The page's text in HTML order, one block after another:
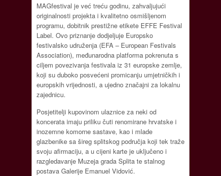
MAGfestival je već treću godinu, zahvaljujući
originalnosti projekta i kvalitetno osmišljenom
programu, dobitnik prestižne etikete EFFE Festival
Label. Ovo priznanje dodjeljuje Europsko
festivalsko udruženja (EFA – European Festivals
Association), međunarodna platforma pokrenuta s
ciljem povezivanja festivala iz 31 europske zemlje,
koji su duboko posvećeni promicanju umjetničkih i
europskih vrijednosti, a ujedno značajni za lokalnu
zajednicu.
Posjetitelji kupovinom ulaznice za neki od
koncerata imaju priliku čuti renomirane hrvatske i
inozemne komorne sastave, kao i mlade
glazbenike sa šireg splitskog područja koji tek traže
svoju afirmaciju, a u cijeni karte je uključeno i
razgledavanje Muzeja grada Splita te stalnog
postava Galerije Emanuel Vidović.